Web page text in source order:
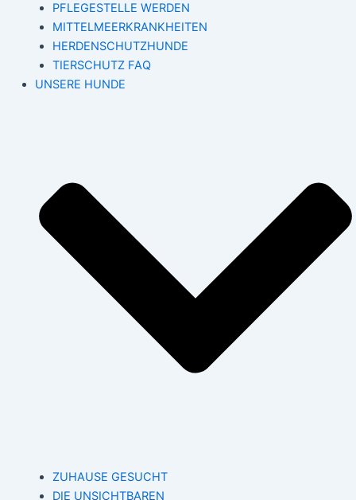
PFLEGESTELLE WERDEN
MITTELMEERKRANKHEITEN
HERDENSCHUTZHUNDE
TIERSCHUTZ FAQ
UNSERE HUNDE
ZUHAUSE GESUCHT
DIE UNSICHTBAREN